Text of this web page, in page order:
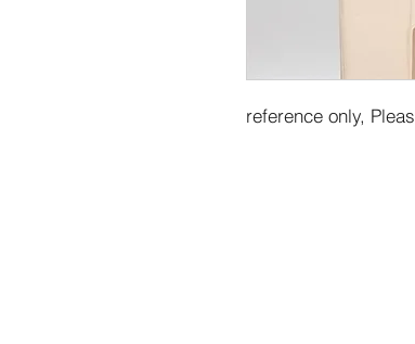
reference only,